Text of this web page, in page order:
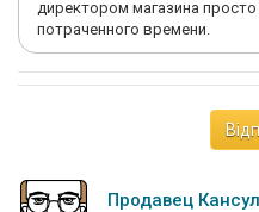
директором магазина
потраченного времени.
Продавец